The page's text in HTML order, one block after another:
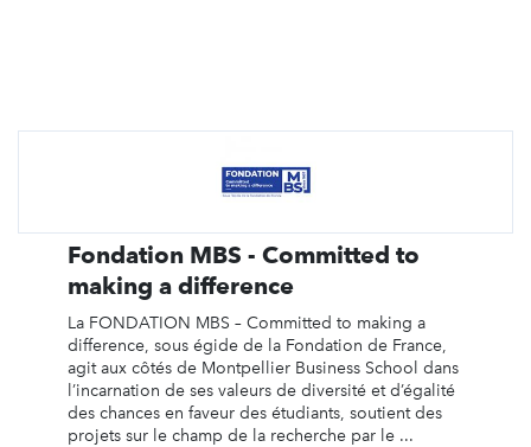
Fondation MBS - Committed to
making a difference
La FONDATION MBS – Committed to making a
difference, sous égide de la Fondation de France,
agit aux côtés de Montpellier Business School dans
l’incarnation de ses valeurs de diversité et d’égalité
des chances en faveur des étudiants, soutient des
projets sur le champ de la recherche par le ...